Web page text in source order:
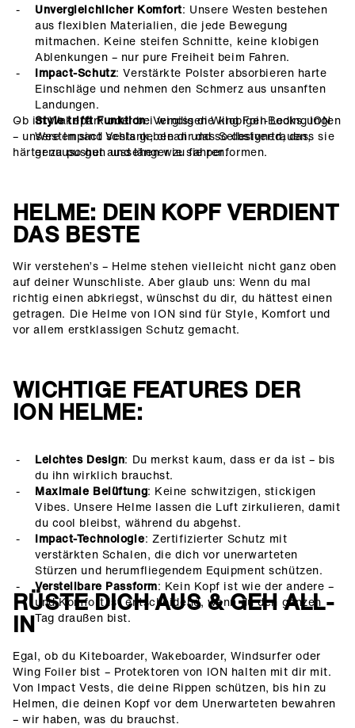
Unvergleichlicher Komfort: Unsere Westen bestehen
aus flexiblen Materialien, die jede Bewegung
mitmachen. Keine steifen Schnitte, keine klobigen
Ablenkungen – nur pure Freiheit beim Fahren.
Impact-Schutz: Verstärkte Polster absorbieren harte
Einschläge und nehmen den Schmerz aus unsanften
Landungen.
Style trifft Funktion: Vergiss die klobigen Looks. ION
Westen sind schlank, clean und so designed, dass sie
genauso gut aussehen wie sie performen.
Ob im Wakepark oder bei windigen Wing Foil-Bedingungen
– unsere Impact Vests geben dir das Selbstvertrauen,
härter zu pushen und länger zu fahren.
HELME: DEIN KOPF VERDIENT
DAS BESTE
Wir verstehen’s – Helme stehen vielleicht nicht ganz oben
auf deiner Wunschliste. Aber glaub uns: Wenn du mal
richtig einen abkriegst, wünschst du dir, du hättest einen
getragen. Die Helme von ION sind für Style, Komfort und
vor allem erstklassigen Schutz gemacht.
WICHTIGE FEATURES DER
ION HELME:
Leichtes Design: Du merkst kaum, dass er da ist – bis
du ihn wirklich brauchst.
Maximale Belüftung: Keine schwitzigen, stickigen
Vibes. Unsere Helme lassen die Luft zirkulieren, damit
du cool bleibst, während du abgehst.
Impact-Technologie: Zertifizierter Schutz mit
verstärkten Schalen, die dich vor unerwarteten
Stürzen und herumfliegendem Equipment schützen.
Verstellbare Passform: Kein Kopf ist wie der andere –
und Komfort ist entscheidend, wenn du den ganzen
Tag draußen bist.
RÜSTE DICH AUS & GEH ALL-
IN
Egal, ob du Kiteboarder, Wakeboarder, Windsurfer oder
Wing Foiler bist – Protektoren von ION halten mit dir mit.
Von Impact Vests, die deine Rippen schützen, bis hin zu
Helmen, die deinen Kopf vor dem Unerwarteten bewahren
– wir haben, was du brauchst.